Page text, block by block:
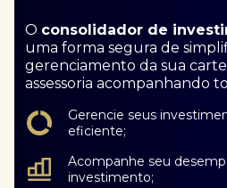
O consolidador de
uma forma segura de
gerenciamento da sua
assessoria acompanhando
Gerencie seus
eficiente;
Acompanhe seu
investimento;